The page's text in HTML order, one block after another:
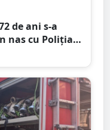
de ani s-a
nas cu Poliția